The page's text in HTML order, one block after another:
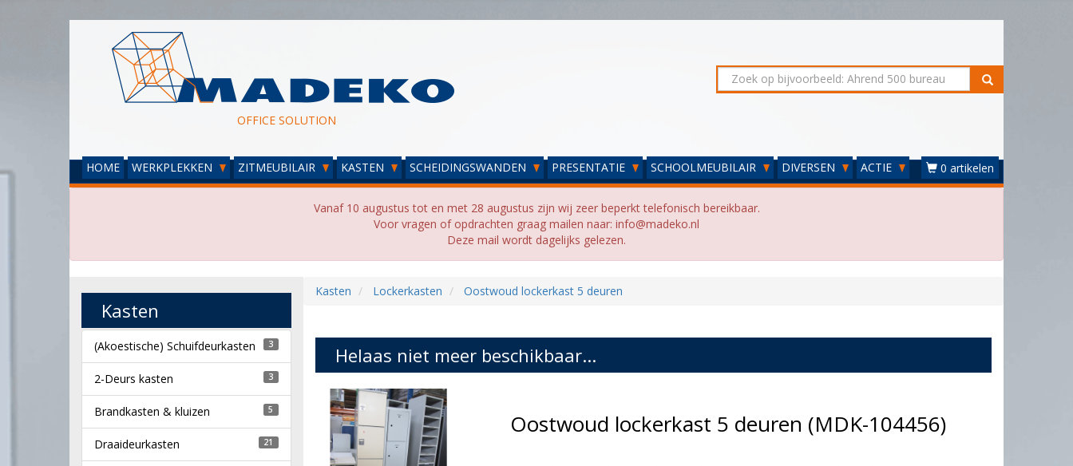
OFFICE SOLUTION
HOME WERKPLEKKEN ZITMEUBILAIR KASTEN SCHEIDINGSWANDEN PRESENTATIE SCHOOLMEUBILAIR DIVERSEN ACTIE 0 artikelen
Vanaf 10 augustus tot en met 28 augustus zijn wij zeer beperkt telefonisch bereikbaar.
Voor vragen of opdrachten graag mailen naar: info@madeko.nl
Deze mail wordt dagelijks gelezen.
Kasten Lockerkasten Oostwoud lockerkast 5 deuren
Helaas niet meer beschikbaar...
Oostwoud lockerkast 5 deuren (MDK-104456)
Kasten
(Akoestische) Schuifdeurkasten 3
2-Deurs kasten 3
Brandkasten & kluizen 5
Draaideurkasten 21